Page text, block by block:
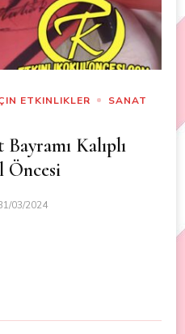
ETKINLIKLER
SANAT
Kalıplı
Öncesi
03/2024